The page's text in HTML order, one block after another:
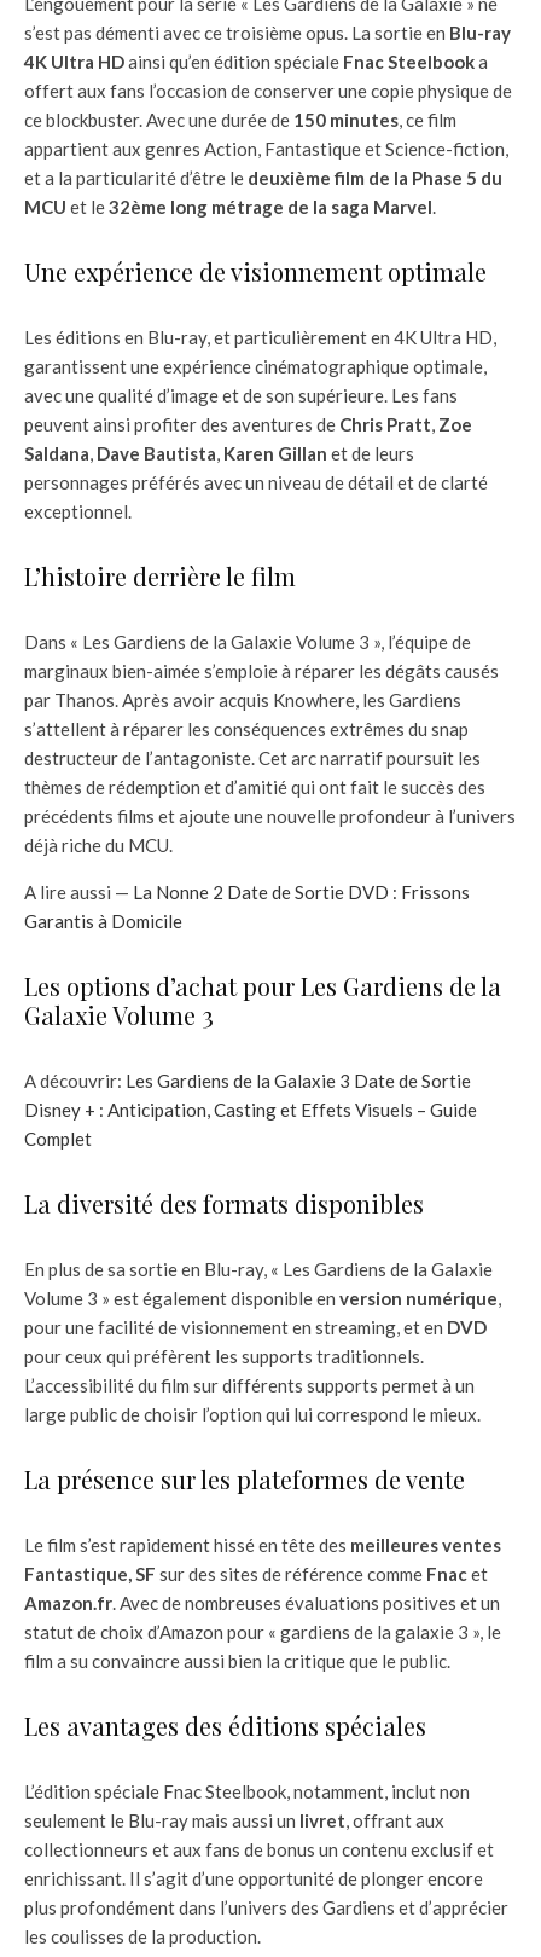
s’est pas démenti avec ce troisième opus. La sortie en Blu-ray
4K Ultra HDainsi qu’en édition spéciale Fnac Steelbooka
offert aux fans l’occasion de conserver une copie physique de
ce blockbuster. Avec une durée de 150 minutes, ce film
appartient aux genres Action, Fantastique et Science-fiction,
et a la particularité d’être le deuxième film de la Phase 5 du
MCU et le32ème long métrage de la saga Marvel.
Une expérience de visionnement optimale
Les éditions en Blu-ray, et particulièrement en 4K Ultra HD,
garantissent une expérience cinématographique optimale,
avec une qualité d’image et de son supérieure. Les fans
peuvent ainsi profiter des aventures de Chris Pratt, Zoe
Saldana, Dave Bautista, Karen Gillan et de leurs
personnages préférés avec un niveau de détail et de clarté
exceptionnel.
L’histoire derrière le film
Dans « Les Gardiens de la Galaxie Volume 3 », l’équipe de
marginaux bien-aimée s’emploie à réparer les dégâts causés
par Thanos. Après avoir acquis Knowhere, les Gardiens
s’attellent à réparer les conséquences extrêmes du snap
destructeur de l’antagoniste. Cet arc narratif poursuit les
thèmes de rédemption et d’amitié qui ont fait le succès des
précédents films et ajoute une nouvelle profondeur à l’univers
déjà riche du MCU.
A lire aussi — La Nonne 2 Date de Sortie DVD : Frissons
Garantis à Domicile
Les options d’achat pour Les Gardiens de la
Galaxie Volume 3
A découvrir: Les Gardiens de la Galaxie 3 Date de Sortie
Disney + : Anticipation, Casting et Effets Visuels – Guide
Complet
La diversité des formats disponibles
En plus de sa sortie en Blu-ray, « Les Gardiens de la Galaxie
Volume 3 » est également disponible en version numérique,
pour une facilité de visionnement en streaming, et en DVD
pour ceux qui préfèrent les supports traditionnels.
L’accessibilité du film sur différents supports permet à un
large public de choisir l’option qui lui correspond le mieux.
La présence sur les plateformes de vente
Le film s’est rapidement hissé en tête des meilleures ventes
Fantastique, SF sur des sites de référence comme Fnacet
Amazon.fr. Avec de nombreuses évaluations positives et un
statut de choix d’Amazon pour « gardiens de la galaxie 3 », le
film a su convaincre aussi bien la critique que le public.
Les avantages des éditions spéciales
L’édition spéciale Fnac Steelbook, notamment, inclut non
seulement le Blu-ray mais aussi un livret, offrant aux
collectionneurs et aux fans de bonus un contenu exclusif et
enrichissant. Il s’agit d’une opportunité de plonger encore
plus profondément dans l’univers des Gardiens et d’apprécier
les coulisses de la production.